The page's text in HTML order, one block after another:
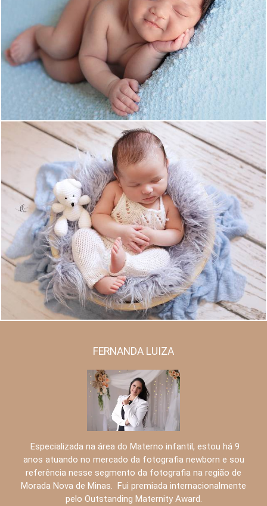
1629 91
1299 71
FERNANDA LUIZA
Especializada na área do Materno infantil, estou há 9
anos atuando no mercado da fotografia newborn e sou
referência nesse segmento da fotografia na região de
Morada Nova de Minas. Fui premiada internacionalmente
pelo Outstanding Maternity Award.